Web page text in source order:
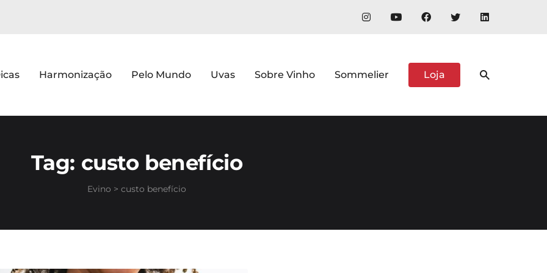
Harmonização Pelo Mundo Uvas Sobre Vinho Sommelier Loja
Tag: custo benefício
Evino > custo benefício